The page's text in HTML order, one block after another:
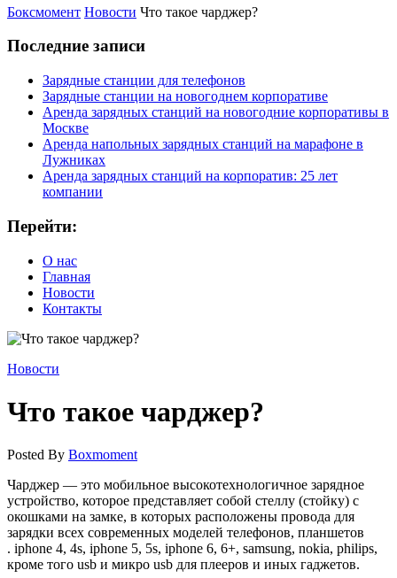
Боксмомент Новости Что такое чарджер?
Последние записи
Зарядные станции для телефонов
Зарядные станции на новогоднем корпоративе
Аренда зарядных станций на новогодние корпоративы в
Москве
Аренда напольных зарядных станций на марафоне в
Лужниках
Аренда зарядных станций на корпоратив: 25 лет
компании
Перейти:
О нас
Главная
Новости
Контакты
Новости
Что такое чарджер?
Posted By Boxmoment
Чарджер — это мобильное высокотехнологичное зарядное
устройство, которое представляет собой стеллу (стойку) с
окошками на замке, в которых расположены провода для
зарядки всех современных моделей телефонов, планшетов
. iphone 4, 4s, iphone 5, 5s, iphone 6, 6+, samsung, nokia, philips,
кроме того usb и микро usb для плееров и иных гаджетов.